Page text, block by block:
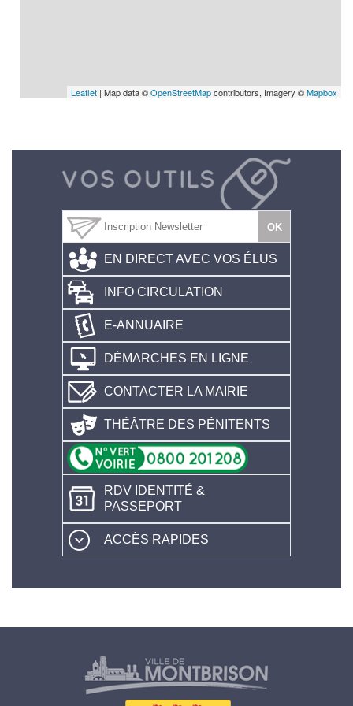
Leaflet | Map data ©OpenStreetMapcontributors, Imagery ©Mapbox
EN DIRECT AVEC VOS ÉLUS
INFO CIRCULATION
E-ANNUAIRE
DÉMARCHES EN LIGNE
CONTACTER LA MAIRIE
THÉÂTRE DES PÉNITENTS
RDV IDENTITÉ &
PASSEPORT
ACCÈS RAPIDES